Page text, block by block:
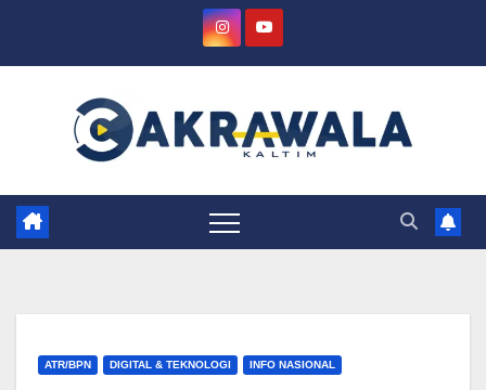
ATR/BPN DIGITAL & TEKNOLOGI INFO NASIONAL